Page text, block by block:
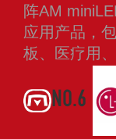
阵AM
应用产品，
板、医疗用
NO.6